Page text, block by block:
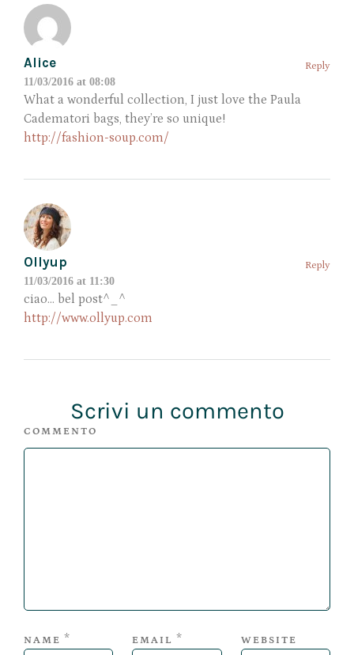
Alice
11/03/2016 at 08:08
Reply
What a wonderful collection, I just love the Paula
Cadematori bags, they’re so unique!
http://fashion-soup.com/
Ollyup
11/03/2016 at 11:30
Reply
ciao… bel post^_^
http://www.ollyup.com
Scrivi un commento
COMMENTO
NAME * EMAIL * WEBSITE